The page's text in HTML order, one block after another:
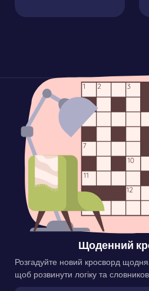
Щоденний
Розгадуйте новий кросворд щодня.
щоб розвинути логіку та